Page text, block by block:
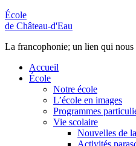
École
de Château-d'Eau
La francophonie; un lien qui nous
Accueil
École
Notre école
L’école en images
Programmes
Vie scolaire
Nouvelles de
Activités